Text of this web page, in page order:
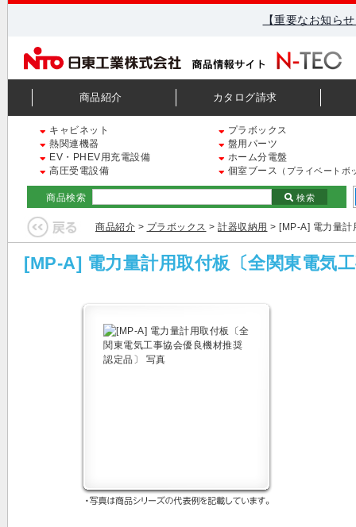
【重要なお知ら
商品紹介 カタログ請求
キャビネット
プラボックス
熱関連機器
盤用パーツ
EV・PHEV用充電設備
ホーム分電盤
高圧受電設備
個室ブース （プライベートボ
商品検索 検索
商品紹介 > プラボックス > 計器収納用 > [MP-A] 電力量計
[MP-A] 電力量計用取付板〔全関東電気